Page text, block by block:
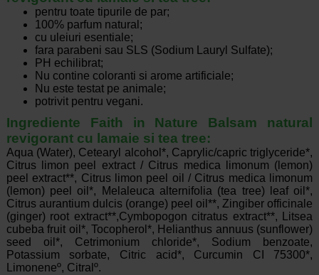
pentru toate tipurile de par;
100% parfum natural;
cu uleiuri esentiale;
fara parabeni sau SLS (Sodium Lauryl Sulfate);
PH echilibrat;
Nu contine coloranti si arome artificiale;
Nu este testat pe animale;
potrivit pentru vegani.
Ingrediente Faith in Nature Balsam natural
revigorant cu lamaie si tea tree:
Aqua (Water), Cetearyl alcohol*, Caprylic/capric triglyceride*,
Citrus limon peel extract / Citrus medica limonum (lemon)
peel extract**, Citrus limon peel oil / Citrus medica limonum
(lemon) peel oil*, Melaleuca alternifolia (tea tree) leaf oil*,
Citrus aurantium dulcis (orange) peel oil**, Zingiber officinale
(ginger) root extract**,Cymbopogon citratus extract**, Litsea
cubeba fruit oil*, Tocopherol*, Helianthus annuus (sunflower)
seed oil*, Cetrimonium chloride*, Sodium benzoate,
Potassium sorbate, Citric acid*, Curcumin CI 75300*,
Limoneneº, Citralº.